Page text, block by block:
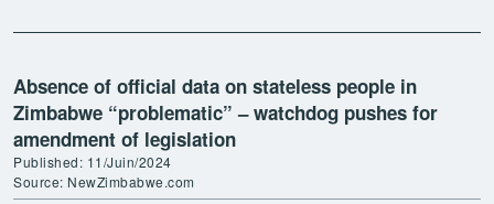
Absence of official data on stateless people in
Zimbabwe “problematic” – watchdog pushes for
amendment of legislation
Published: 11/Juin/2024
Source: NewZimbabwe.com